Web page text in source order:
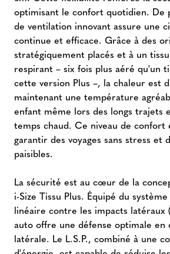
optimisant le confort quotidien. De
de ventilation innovant assure une
continue et efficace. Grâce à des
stratégiquement placés et à un
respirant – six fois plus aéré qu'un
cette version Plus –, la chaleur est
maintenant une température
enfant même lors des longs trajets
temps chaud. Ce niveau de confort
garantir des voyages sans stress et
paisibles.
La sécurité est au cœur de la
i-Size Tissu Plus. Équipé du
linéaire contre les impacts latéraux
auto offre une défense optimale en
latérale. Le L.S.P., combiné à une